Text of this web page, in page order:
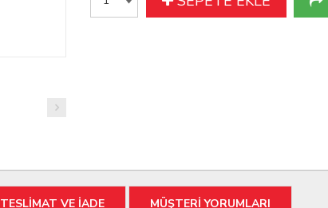
TESLİMAT VE İADE MÜŞTERİ YORUMLARI